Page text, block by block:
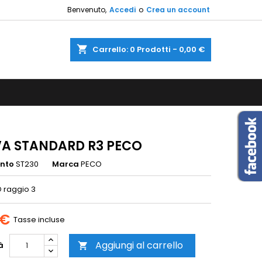
Benvenuto, Accedi o Crea un account
shopping_cart Carrello: 0 Prodotti - 0,00 €
STANDARD R3 PECO
ST230 Marca PECO
raggio 3
Tasse incluse
 Aggiungi al carrello